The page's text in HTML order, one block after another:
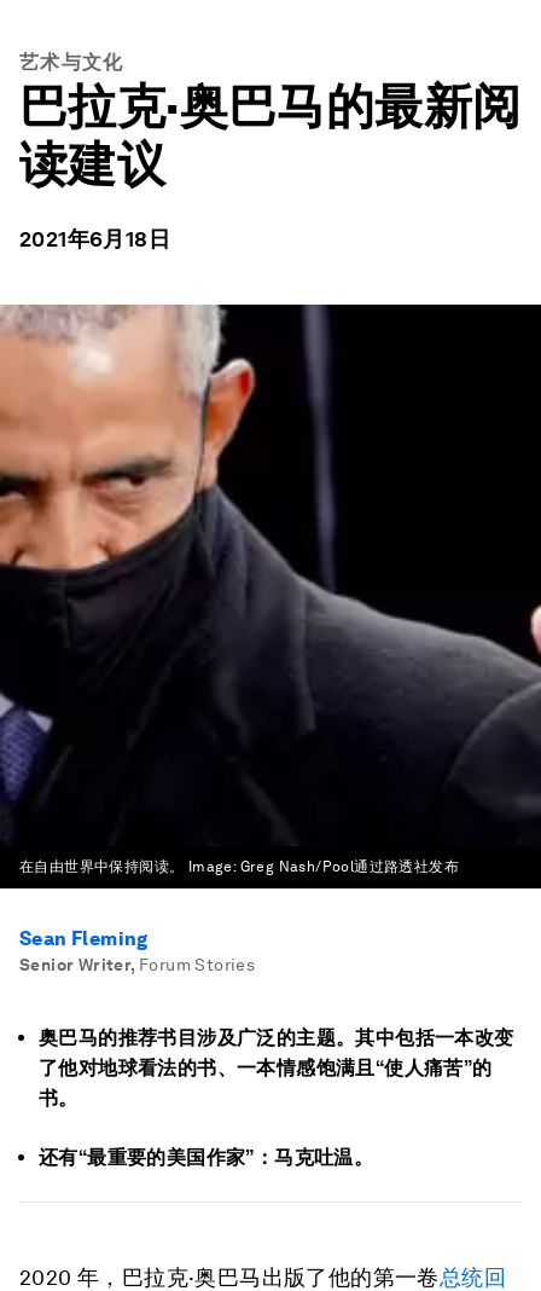
艺术与文化
巴拉克·奥巴马的最新阅
读建议
2021年6月18日
在自由世界中保持阅读。 Image: Greg Nash/Pool通过路透社发布
Sean Fleming
Senior Writer, Forum Stories
奥巴马的推荐书目涉及广泛的主题。其中包括一本改变
了他对地球看法的书、一本情感饱满且“使人痛苦”的
书。
还有“最重要的美国作家”：马克吐温。
2020 年，巴拉克·奥巴马出版了他的第一卷总统回